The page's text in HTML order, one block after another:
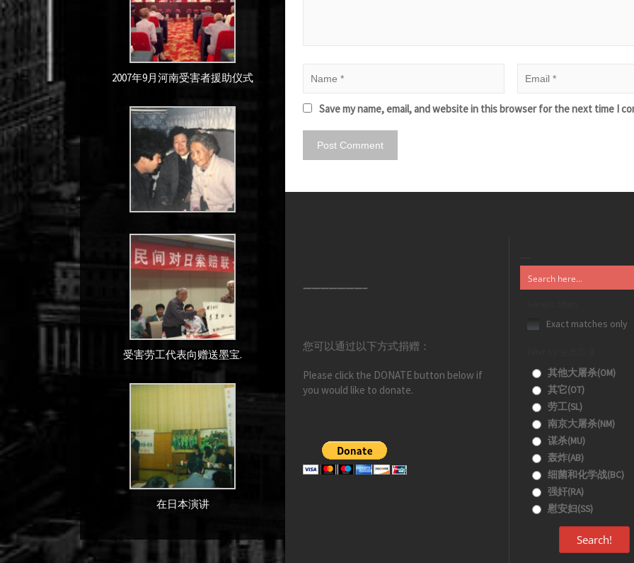
2007年9月河南受害者援助仪式
受害劳工代表向赠送墨宝.
在日本演讲
Save my name, email, and website in this browser for the next time I
———————–
您可以通过以下方式捐赠：
Please click the DONATE button below if
you would like to donate.
Exact matches only
其他大屠杀(OM)
其它(OT)
劳工(SL)
南京大屠杀(NM)
谋杀(MU)
轰炸(AB)
细菌和化学战(BC)
强奸(RA)
慰安妇(SS)
Search!